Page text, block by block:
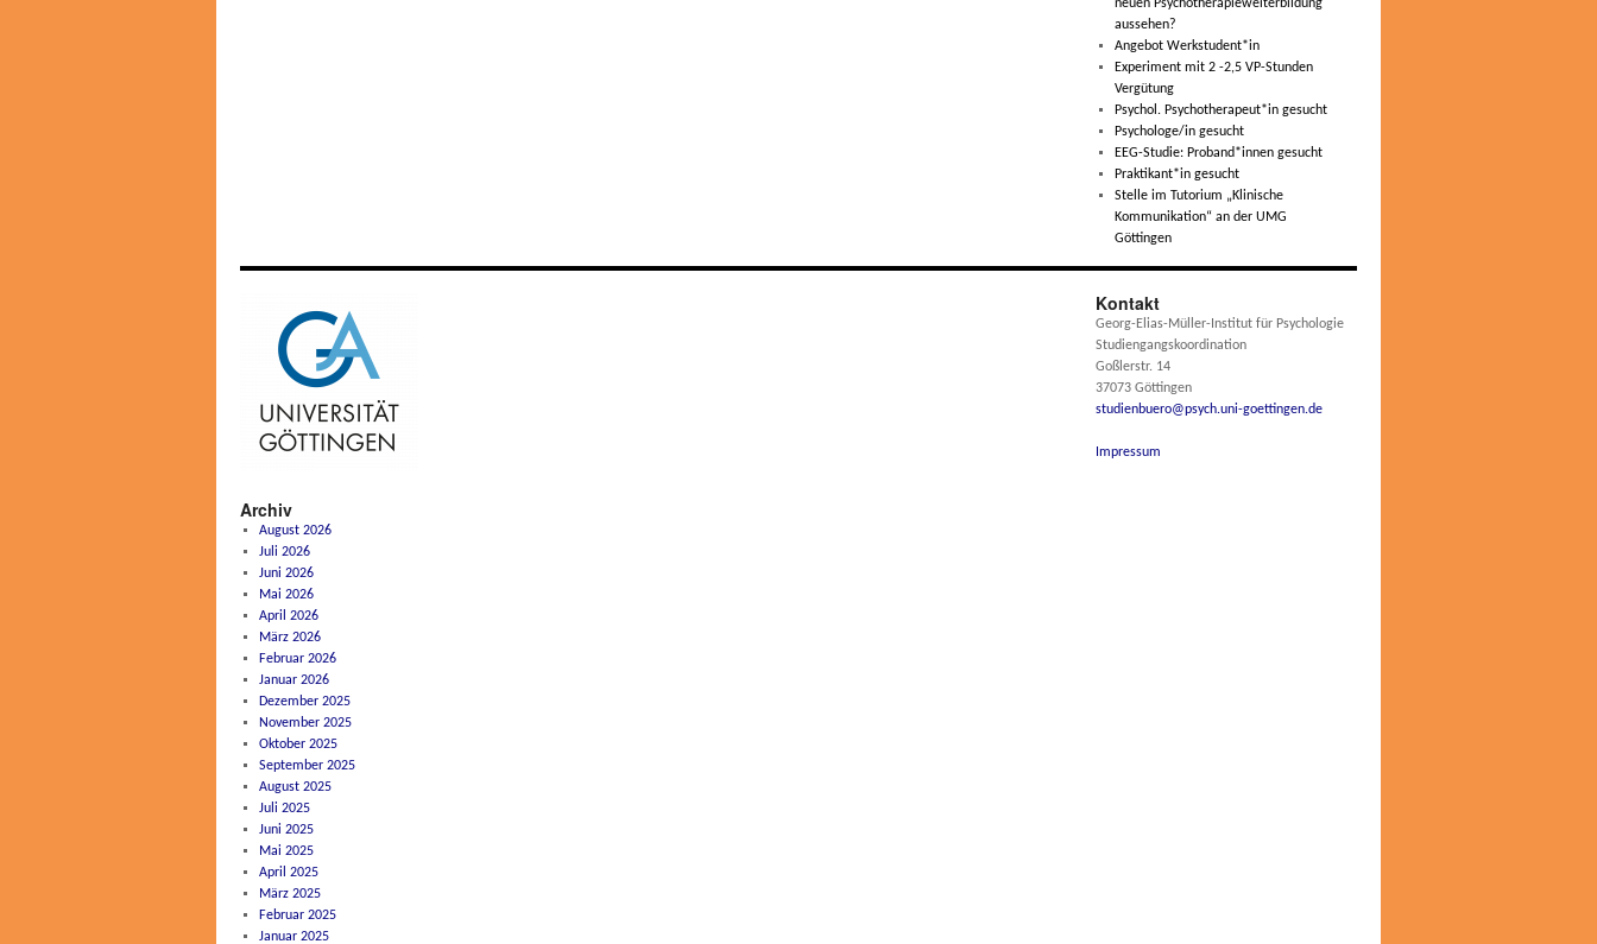
neuen Psychotherapieweiterbildung
aussehen?
Angebot Werkstudent*in
Experiment mit 2 -2,5 VP-Stunden
Vergütung
Psychol. Psychotherapeut*in gesucht
Psychologe/in gesucht
EEG-Studie: Proband*innen gesucht
Praktikant*in gesucht
Stelle im Tutorium „Klinische
Kommunikation“ an der UMG
Göttingen
Archiv
August 2026
Juli 2026
Juni 2026
Mai 2026
April 2026
März 2026
Februar 2026
Januar 2026
Dezember 2025
November 2025
Oktober 2025
September 2025
August 2025
Juli 2025
Juni 2025
Mai 2025
April 2025
März 2025
Februar 2025
Januar 2025
Kontakt
Georg-Elias-Müller-Institut für Psychologie
Studiengangskoordination
Goßlerstr. 14
37073 Göttingen
studienbuero@psych.uni-goettingen.de
Impressum